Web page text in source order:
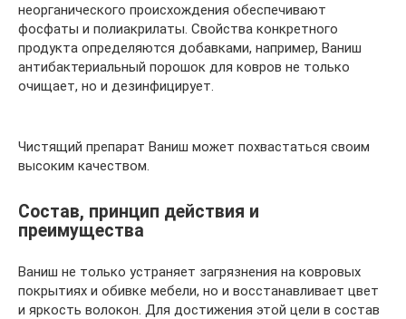
неорганического происхождения обеспечивают
фосфаты и полиакрилаты. Свойства конкретного
продукта определяются добавками, например, Ваниш
антибактериальный порошок для ковров не только
очищает, но и дезинфицирует.
Чистящий препарат Ваниш может похвастаться своим
высоким качеством.
Состав, принцип действия и
преимущества
Ваниш не только устраняет загрязнения на ковровых
покрытиях и обивке мебели, но и восстанавливает цвет
и яркость волокон. Для достижения этой цели в состав